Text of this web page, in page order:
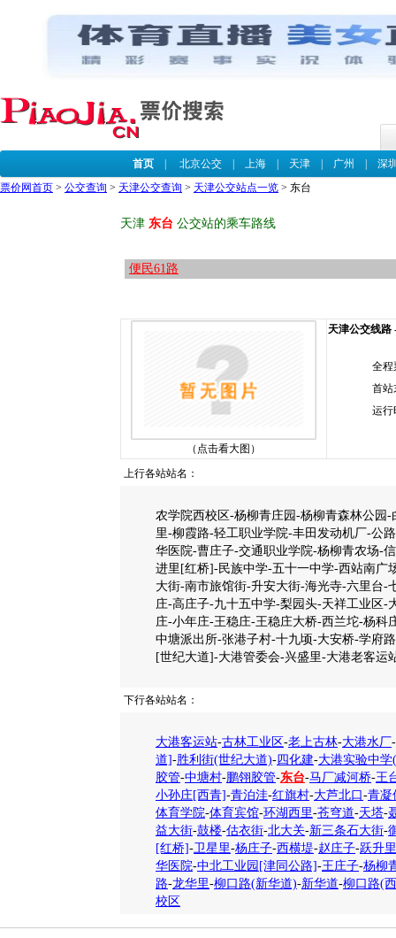
首页| 北京公交| 上海| 天津| 广州
深
票价网首页 > 公交查询 > 天津公交查询 > 天津公交站点一览 > 东台
天津 东台 公交站的乘车路线
便民61路
（点击看大图）
天津公交线路
全程
首站
运行
上行各站站名：
农学院西校区-杨柳青庄园-杨柳青森林公园
里-柳霞路-轻工职业学院-丰田发动机厂-公
华医院-曹庄子-交通职业学院-杨柳青农场-
进里[红桥]-民族中学-五十一中学-西站南广
大街-南市旅馆街-升安大街-海光寺-六里台
庄-高庄子-九十五中学-梨园头-天祥工业区
庄-小年庄-王稳庄-王稳庄大桥-西兰坨-杨科
中塘派出所-张港子村-十九顷-大安桥-学府
[世纪大道]-大港管委会-兴盛里-大港老客运
下行各站站名：
大港客运站-古林工业区-老上古林-大港水厂-
道]-胜利街(世纪大道)-四化建-大港实验中
胶管-中塘村-鹏翎胶管-东台-马厂减河桥-王
小孙庄[西青]-青泊洼-红旗村-大芦北口 -青凝
体育学院-体育宾馆-环湖西里-苍穹道-天塔-
益大街-鼓楼-估衣街-北大关-新三条石大街-
[红桥]-卫星里-杨庄子-西横堤-赵庄子-跃升里
华医院-中北工业园[津同公路]-王庄子-杨柳
路-龙华里-柳口路(新华道)-新华道-柳口路(
校区